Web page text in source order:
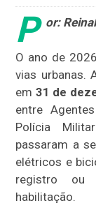
P or:
O ano de
vias urbanas.
em 31 de
entre
Polícia
passaram a
elétricos e
registro ou
habilitação.